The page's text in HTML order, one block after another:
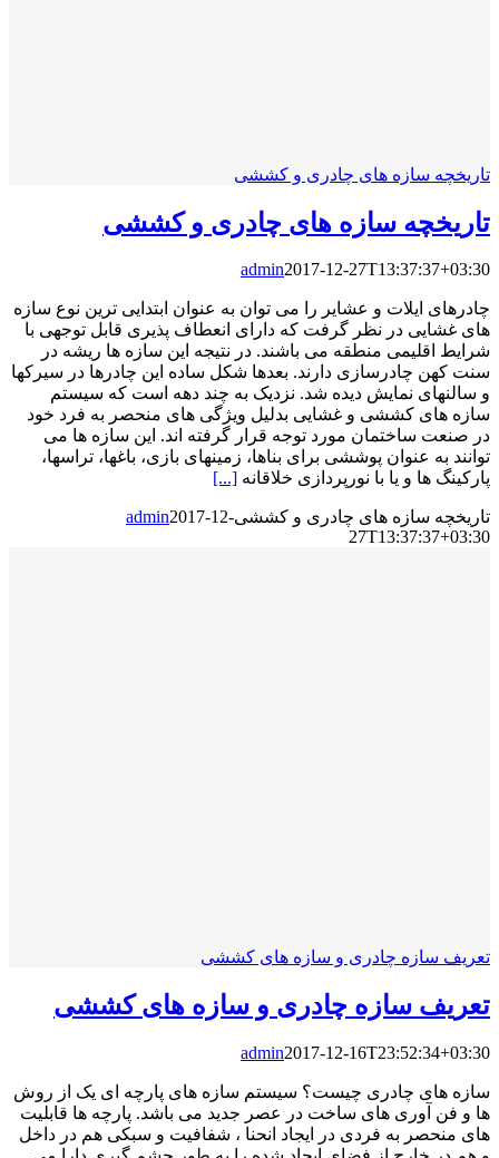
تاریخچه سازه های چادری و کششی
تاریخچه سازه های چادری و کششی
admin2017-12-27T13:37:37+03:30
چادرهای ایلات و عشایر را می توان به عنوان ابتدایی ترین نوع سازه
های غشایی در نظر گرفت که دارای انعطاف پذیری قابل توجهی با
شرایط اقلیمی منطقه می باشند. در نتیجه این سازه ها ریشه در
سنت کهن چادرسازی دارند. بعدها شکل ساده این چادرها در سیرکها
و سالنهای نمایش دیده شد. نزدیک به چند دهه است که سیستم
سازه های کششی و غشایی بدلیل ویژگی های منحصر به فرد خود
در صنعت ساختمان مورد توجه قرار گرفته اند. این سازه ها می
توانند به عنوان پوششی برای بناها، زمینهای بازی، باغها، تراسها،
پارکینگ ها و یا با نورپردازی خلاقانه [...]
تاریخچه سازه های چادری و کششی admin2017-12-
27T13:37:37+03:30
تعریف سازه چادری و سازه های کششی
تعریف سازه چادری و سازه های کششی
admin2017-12-16T23:52:34+03:30
سازه ‌های چادری چیست؟ سیستم سازه های پارچه ای یک از روش
ها و فن آوری های ساخت در عصر جدید می باشد. پارچه ها قابلیت
های منحصر به فردی در ایجاد انحنا ، شفافیت و سبکی هم در داخل